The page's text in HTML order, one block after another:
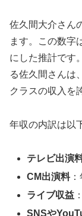
佐久間大介さん
ます。この数字
にした推計です
る佐久間さんは
クラスの収入を
年収の内訳は以
テレビ出演
CM出演料：
ライブ収益
SNSや